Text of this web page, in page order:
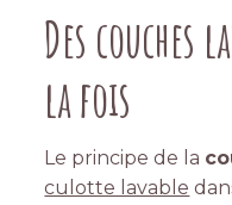
Des couches
la fois
Le principe de la
culotte lavable